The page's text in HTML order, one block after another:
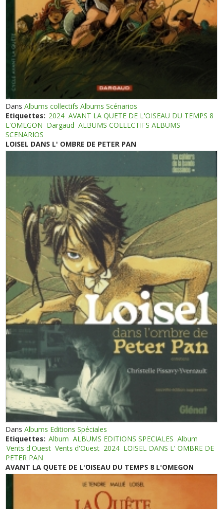
DansAlbums collectifs Albums Scénarios
Etiquettes: 2024 AVANT LA QUETE DE L'OISEAU DU TEMPS 8
L'OMEGON Dargaud ALBUMS COLLECTIFS ALBUMS
SCENARIOS
LOISEL DANS L' OMBRE DE PETER PAN
DansAlbums Editions Spéciales
Etiquettes: Album ALBUMS EDITIONS SPECIALES Album
Vents d'Ouest Vents d'Ouest 2024 LOISEL DANS L' OMBRE DE
PETER PAN
AVANT LA QUETE DE L'OISEAU DU TEMPS 8 L'OMEGON